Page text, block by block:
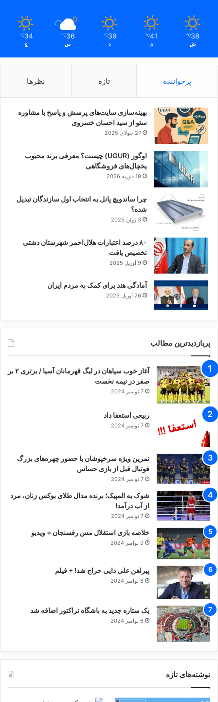
38
℃
ش
41
℃
ی
39
℃
د
36
℃
س
34
℃
چ
پرخواننده تازه نظرها
بهینه‌سازی سایت‌های پرسش و پاسخ با مشاوره
سئو از سید احسان خسروی
27 جولای 2025
اوگور (UGUR) چیست؟ معرفی برند محبوب
یخچال‌های فروشگاهی
19 فوریه 2026
چرا ساندویچ پانل به انتخاب اول سازندگان تبدیل
شده؟
3 ژوئن 2025
۸۰ درصد اعتبارات هلال‌احمر شهرستان دشتی
تخصیص یافت
9 آوریل 2025
آمادگی هند برای کمک به مردم ایران
26 آوریل 2025
پربازدیدترین مطالب
آغاز خوب سپاهان در لیگ قهرمانان آسیا / برتری ۲ بر
صفر در نیمه نخست
7 نوامبر 2024
ربیعی استعفا داد
7 نوامبر 2024
تمرین ویژه سرخپوشان با حضور چهره‌های بزرگ
فوتبال قبل از بازی حساس
7 نوامبر 2024
شوک به المپیک؛ برنده مدال طلای بوکس زنان، مرد
از آب درآمد!
7 نوامبر 2024
خلاصه بازی استقلال مس رفسنجان + ویدیو
9 نوامبر 2024
پیراهن علی دایی حراج شد! + فیلم
8 نوامبر 2024
یک ستاره جدید به باشگاه تراکتور اضافه شد
6 نوامبر 2024
نوشته‌های تازه